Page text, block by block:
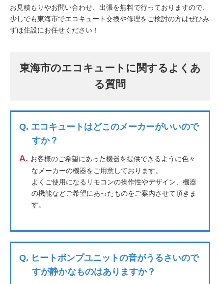
お見積もりやお問い合わせ、出張を無料で行っておりますので、
少しでも東海市でエコキュート交換や修理をご検討の方はぜひみ
ずほ住設にお任せください！
東海市のエコキュートに関するよくあ
る質問
Q. エコキュートはどこのメーカーがいいので
すか？
A. お客様のご希望にあった機器を提供できるように色々
なメーカーの機器をご用意しております。
よくご使用になるリモコンの操作性やデザイン、機器
の機能などご希望にあったものをご案内させて頂きま
す。
Q. ヒートポンプユニットの音がうるさいので
すが静かなものはありますか？